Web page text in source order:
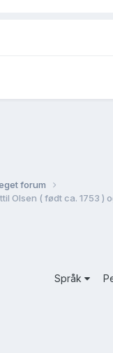
forum
Språk